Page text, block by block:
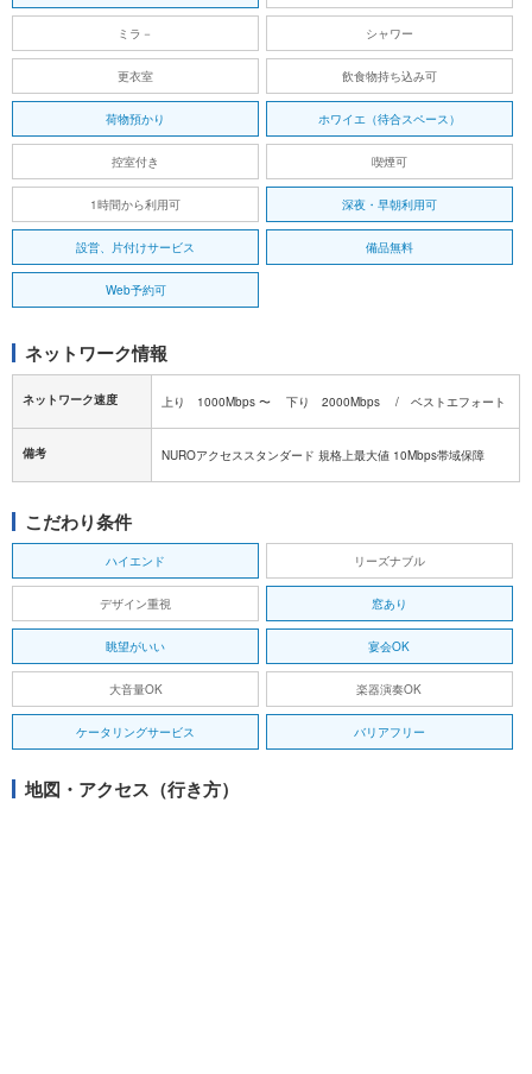
ミラ－ シャワー
更衣室 飲食物持ち込み可
荷物預かり ホワイエ（待合スペース）
控室付き 喫煙可
1時間から利用可 深夜・早朝利用可
設営、片付けサービス 備品無料
Web予約可
ネットワーク情報
ネットワーク速度 上り 1000Mbps 〜 下り 2000Mbps / ベストエフォート
備考 NUROアクセススタンダード 規格上最大値 10Mbps帯域保障
こだわり条件
ハイエンド リーズナブル
デザイン重視 窓あり
眺望がいい 宴会OK
大音量OK 楽器演奏OK
ケータリングサービス バリアフリー
地図・アクセス（行き方）